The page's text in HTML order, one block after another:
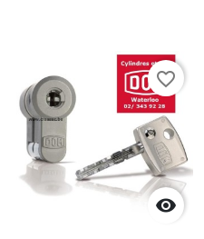

favorite_border